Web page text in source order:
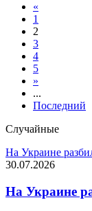
«
1
2
3
4
5
»
...
Последний
Случайные
На Украине
30.07.2026
На Украине